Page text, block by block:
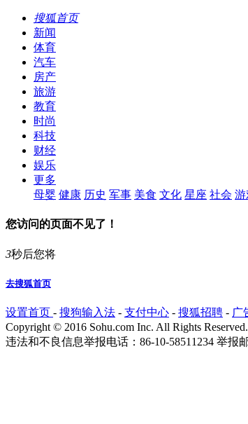
搜狐首页
新闻
体育
汽车
房产
旅游
教育
时尚
科技
财经
娱乐
更多
母婴 健康 历史 军事 美食 文化 星座 社会 游
您访问的页面不见了！
3秒后您将
去搜狐首页
设置首页 - 搜狗输入法 - 支付中心 - 搜狐招聘 - 广
Copyright © 2016 Sohu.com Inc. All Rights
违法和不良信息举报电话：86-10-58511234 举报